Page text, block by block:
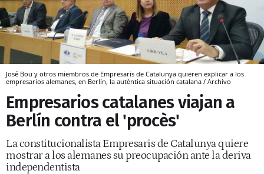
José Bou y otros miembros de Empresaris de Catalunya quieren explicar a los
empresarios alemanes, en Berlín, la auténtica situación catalana / Archivo
Empresarios catalanes viajan a
Berlín contra el 'procès'
La constitucionalista Empresaris de Catalunya quiere
mostrar a los alemanes su preocupación ante la deriva
independentista